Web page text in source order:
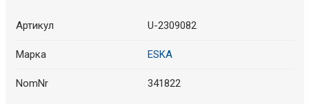
Артикул U-2309082
Марка ESKA
NomNr 341822